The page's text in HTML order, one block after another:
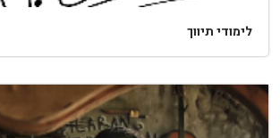
תיווך